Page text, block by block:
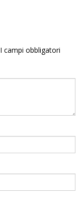
I campi obbligatori